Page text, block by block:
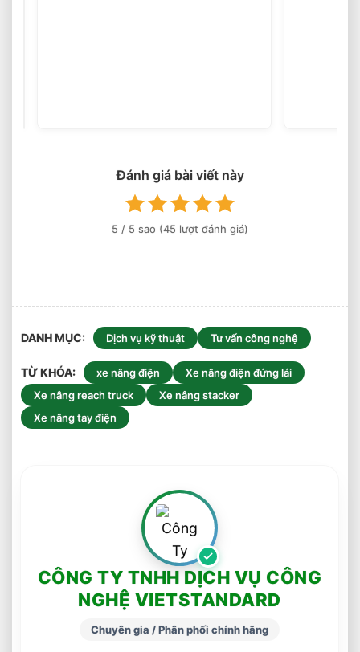
Đánh giá bài viết này
5 / 5 sao (45 lượt đánh giá)
DANH MỤC Dịch vụ kỹ thuật Tư vấn công nghệ
TỪ KHÓA xe nâng điện
Xe nâng điện đứng lái
Xe nâng reach truck
Xe nâng stacker
Xe nâng tay điện
CÔNG TY TNHH DỊCH VỤ CÔNG
NGHỆ VIETSTANDARD
Chuyên gia / Phân phối chính hãng